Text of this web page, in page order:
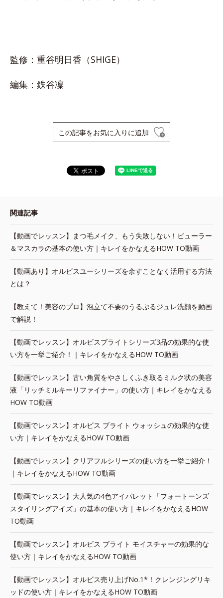
監修：重谷明日香（SHIGE）
編集：鉄谷凜
この記事をお気に入りに追加
関連記事
【動画でレッスン】まつ毛メイク、もう失敗しない！ビューラー
＆マスカラの基本の使い方｜キレイをかなえるHOW TO動画
【動画あり】オルビスユーシリーズを余すことなく活用する方法
とは？
【教えて！美容のプロ】泡立て不要のうるぷるジュレ洗顔を動画
で解説！
【動画でレッスン】オルビスブライトシリーズ3品の効果的な使
い方を一挙ご紹介！｜キレイをかなえるHOW TO動画
【動画でレッスン】古い角質をやさしくふき取るミルク状の美容
液「リッチミルキーリファイナー」の使い方｜キレイをかなえる
HOW TO動画
【動画でレッスン】オルビス ブライト ウォッシュの効果的な使
い方｜キレイをかなえるHOW TO動画
【動画でレッスン】クリアフルシリーズの使い方を一挙ご紹介！
｜キレイをかなえるHOW TO動画
【動画でレッスン】大人気の4色アイパレット「フォートーンズ
スタイリングアイズ」の基本の使い方｜キレイをかなえるHOW
TO動画
【動画でレッスン】オルビス ブライト モイスチャーの効果的な
使い方｜キレイをかなえるHOW TO動画
【動画でレッスン】オルビス売り上げNo.1*！クレンジングリキ
ッドの使い方｜キレイをかなえるHOW TO動画